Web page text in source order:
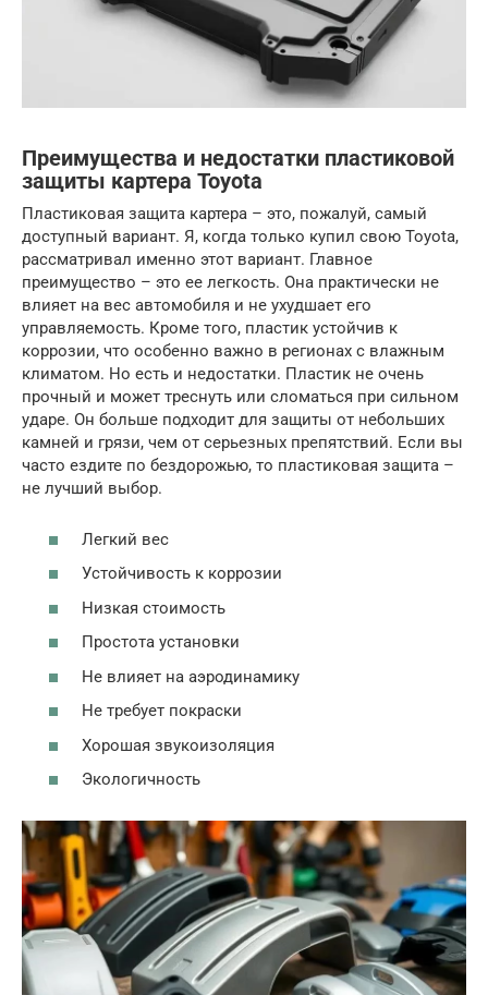
Преимущества и недостатки пластиковой
защиты картера Toyota
Пластиковая защита картера – это, пожалуй, самый
доступный вариант. Я, когда только купил свою Toyota,
рассматривал именно этот вариант. Главное
преимущество – это ее легкость. Она практически не
влияет на вес автомобиля и не ухудшает его
управляемость. Кроме того, пластик устойчив к
коррозии, что особенно важно в регионах с влажным
климатом. Но есть и недостатки. Пластик не очень
прочный и может треснуть или сломаться при сильном
ударе. Он больше подходит для защиты от небольших
камней и грязи, чем от серьезных препятствий. Если вы
часто ездите по бездорожью, то пластиковая защита –
не лучший выбор.
Легкий вес
Устойчивость к коррозии
Низкая стоимость
Простота установки
Не влияет на аэродинамику
Не требует покраски
Хорошая звукоизоляция
Экологичность